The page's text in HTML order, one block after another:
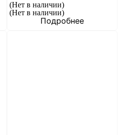
(Нет в наличии)
(Нет в наличии)
Подробнее